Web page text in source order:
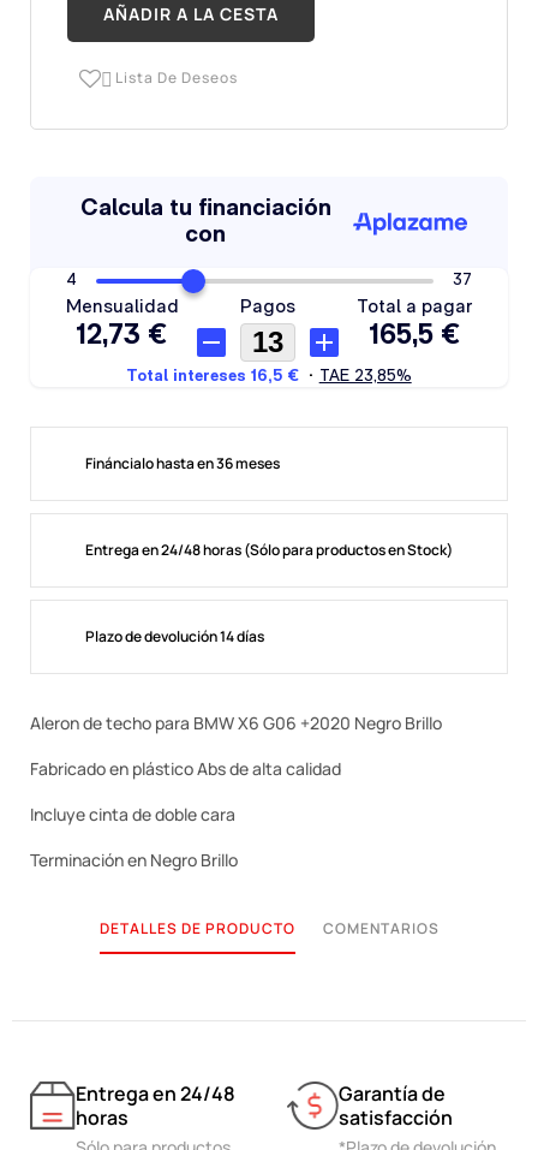
AÑADIR A LA CESTA
 Lista De Deseos
Fináncialo hasta en 36 meses
Entrega en 24/48 horas (Sólo para productos en Stock)
Plazo de devolución 14 días
Aleron de techo para BMW X6 G06 +2020 Negro Brillo
Fabricado en plástico Abs de alta calidad
Incluye cinta de doble cara
Terminación en Negro Brillo
DETALLES DE PRODUCTO COMENTARIOS
Entrega en 24/48
horas
Garantía de
satisfacción